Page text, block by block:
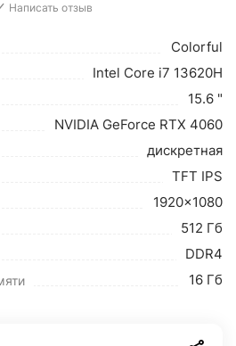
Написать отзыв
Colorful
Intel Core i7 13620H
15.6 "
NVIDIA GeForce RTX 4060
дискретная
TFT IPS
1920x1080
512 Гб
DDR4
16 Гб